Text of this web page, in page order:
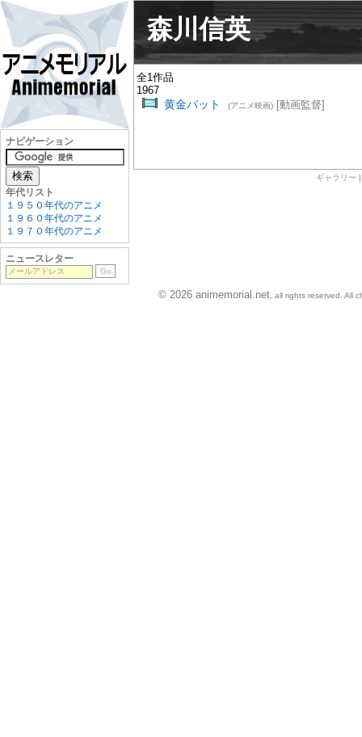
森川信英
全1作品
1967
黄金バット (アニメ映画)[動画監督]
ギャラリー
ナビゲーション
年代リスト
１９５０年代のアニメ
１９６０年代のアニメ
１９７０年代のアニメ
ニュースレター
© 2026 animemorial.net , all rights reserved. All